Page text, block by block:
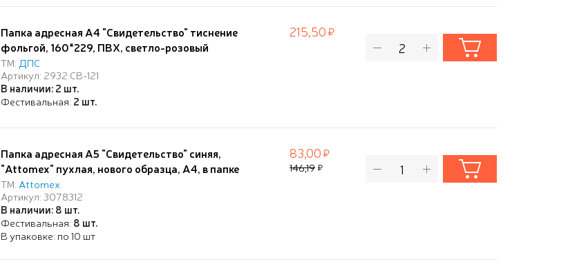
Папка адресная А4 "Свидетельство" тиснение
фольгой, 160*229, ПВХ, светло-розовый
ТМ: ДПС
Артикул: 2932.СВ-121
В наличии: 2 шт.
Фестивальная: 2 шт.
215,50
Папка адресная А5 "Свидетельство" синяя,
"Attomex" пухлая, нового образца, А4, в папке
со сгибом, матовая экокожа, с тиснением
фольгой, с ПВХ вкладышем, индивидаульная
упаковка
ТМ: Attomex
Артикул: 3078312
В наличии: 8 шт.
Фестивальная: 8 шт.
В упаковке: по 10 шт
83,00
146,19